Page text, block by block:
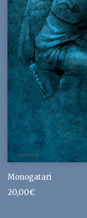
Monogatari
20,00€